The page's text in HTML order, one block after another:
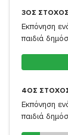
3ΟΣ ΣΤΟΧΟΣ
Εκπόνηση
παιδιά
4ΟΣ
Εκπόνηση
παιδιά